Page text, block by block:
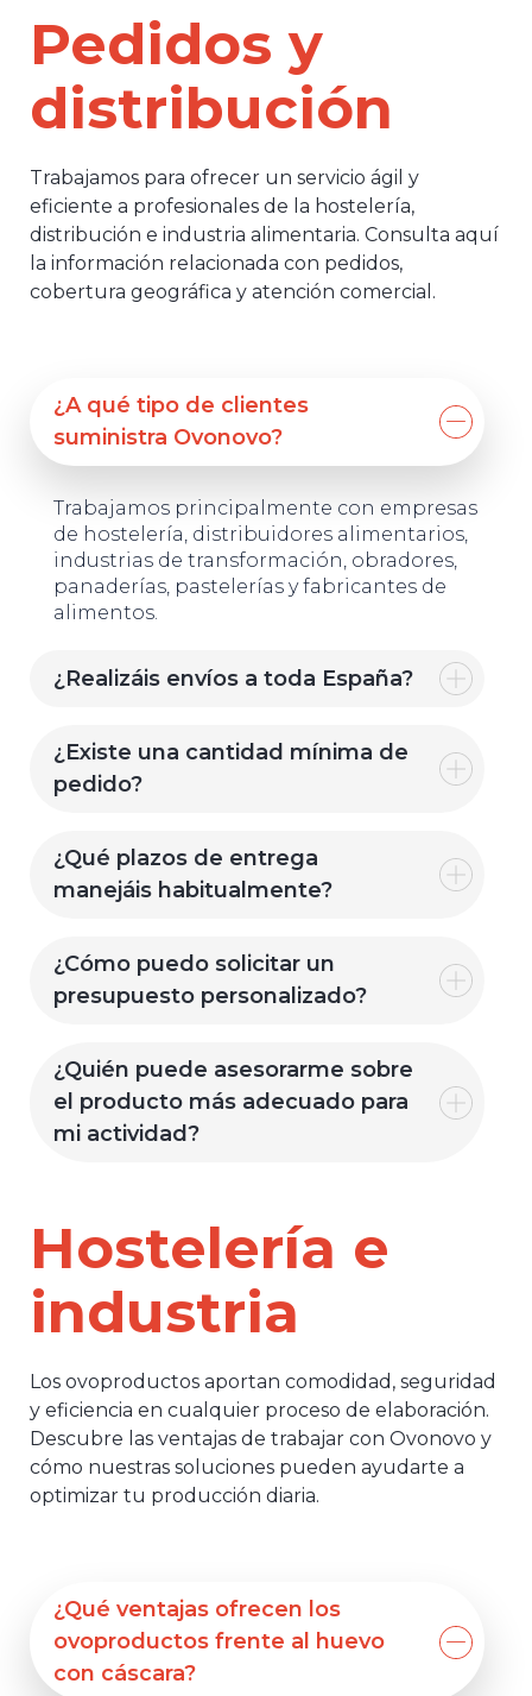
Pedidos y
distribución
Trabajamos para ofrecer un servicio ágil y
eficiente a profesionales de la hostelería,
distribución e industria alimentaria. Consulta aquí
la información relacionada con pedidos,
cobertura geográfica y atención comercial.
¿A qué tipo de clientes
suministra Ovonovo?
Trabajamos principalmente con empresas
de hostelería, distribuidores alimentarios,
industrias de transformación, obradores,
panaderías, pastelerías y fabricantes de
alimentos.
¿Realizáis envíos a toda España?
¿Existe una cantidad mínima de
pedido?
¿Qué plazos de entrega
manejáis habitualmente?
¿Cómo puedo solicitar un
presupuesto personalizado?
¿Quién puede asesorarme sobre
el producto más adecuado para
mi actividad?
Hostelería e
industria
Los ovoproductos aportan comodidad, seguridad
y eficiencia en cualquier proceso de elaboración.
Descubre las ventajas de trabajar con Ovonovo y
cómo nuestras soluciones pueden ayudarte a
optimizar tu producción diaria.
¿Qué ventajas ofrecen los
ovoproductos frente al huevo
con cáscara?